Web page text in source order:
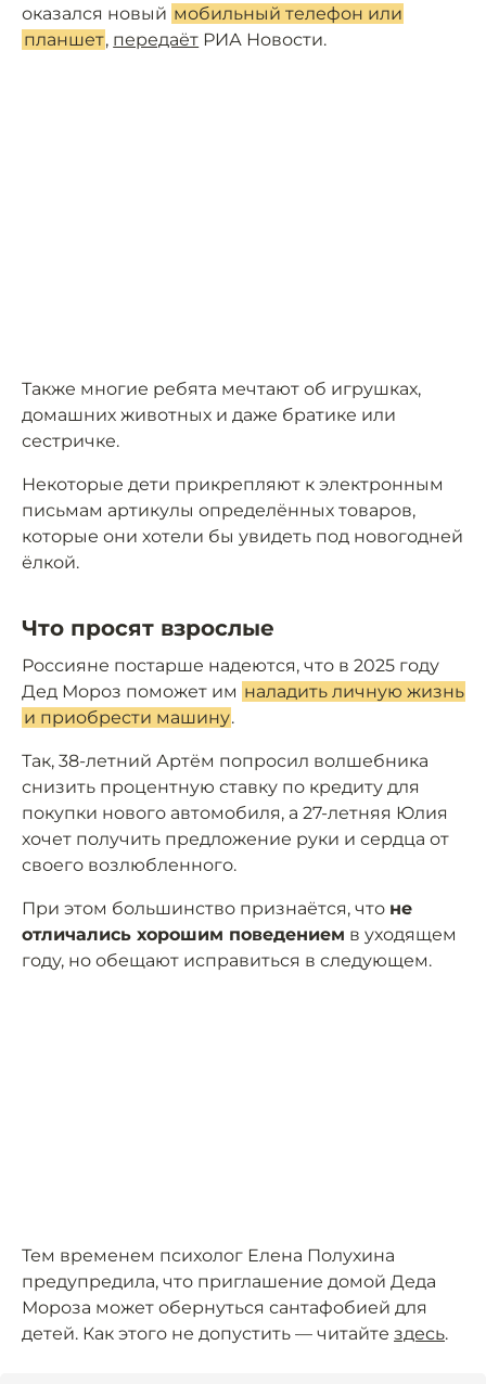
оказался новый мобильный телефон или
планшет, передаёт РИА Новости.
Также многие ребята мечтают об игрушках,
домашних животных и даже братике или
сестричке.
Некоторые дети прикрепляют к электронным
письмам артикулы определённых товаров,
которые они хотели бы увидеть под новогодней
ёлкой.
Что просят взрослые
Россияне постарше надеются, что в 2025 году
Дед Мороз поможет им наладить личную жизнь
и приобрести машину.
Так, 38-летний Артём попросил волшебника
снизить процентную ставку по кредиту для
покупки нового автомобиля, а 27-летняя Юлия
хочет получить предложение руки и сердца от
своего возлюбленного.
При этом большинство признаётся, что не
отличались хорошим поведением в уходящем
году, но обещают исправиться в следующем.
Тем временем психолог Елена Полухина
предупредила, что приглашение домой Деда
Мороза может обернуться сантафобией для
детей. Как этого не допустить — читайте здесь.